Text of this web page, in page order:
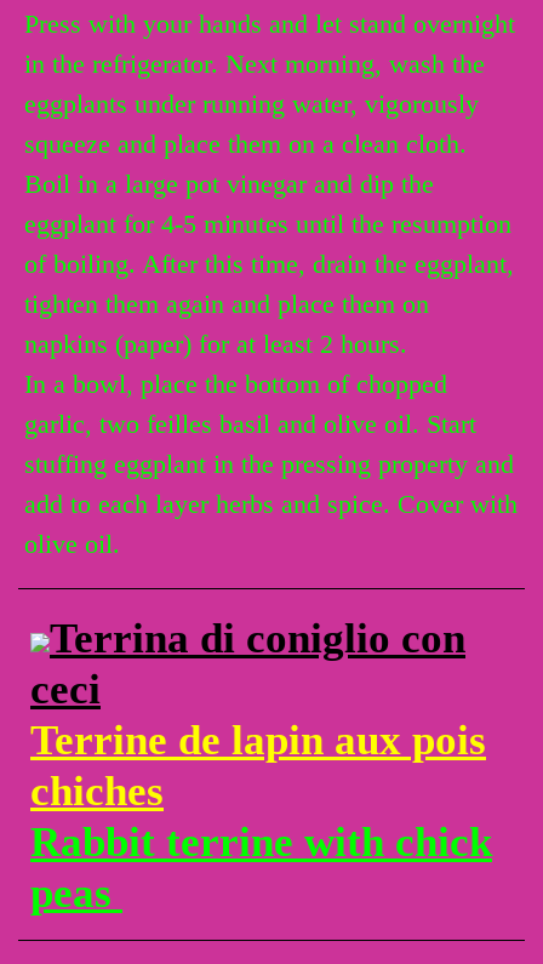
Press with your hands and let stand overnight
in the refrigerator. Next morning, wash the
eggplants under running water, vigorously
squeeze and place them on a clean cloth.
Boil in a large pot vinegar and dip the
eggplant for 4-5 minutes until the resumption
of boiling. After this time, drain the eggplant,
tighten them again and place them on
napkins (paper) for at least 2 hours.
In a bowl, place the bottom of chopped
garlic, two feilles basil and olive oil. Start
stuffing eggplant in the pressing property and
add to each layer herbs and spice. Cover with
olive oil.
Terrina di coniglio con
ceci
Terrine de lapin aux pois
chiches
Rabbit terrine with chick
peas